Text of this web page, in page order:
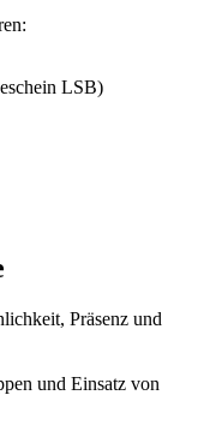
LSB)
Präsenz und
und Einsatz von